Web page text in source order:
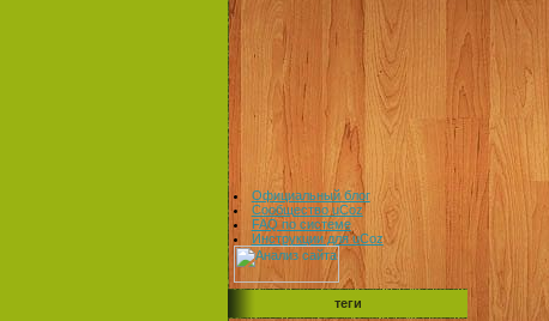
Официальный блог
Сообщество uCoz
FAQ по системе
Инструкции для uCoz
теги